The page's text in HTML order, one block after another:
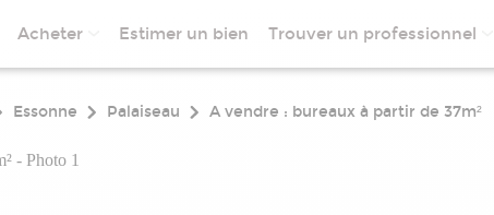
Acheter Estimer un bien Trouver un professionnel
Essonne Palaiseau A vendre : bureaux à partir de 37m²